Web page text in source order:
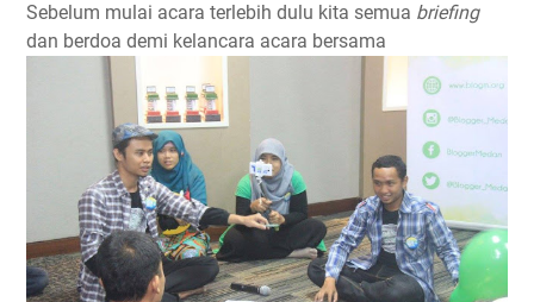
Sebelum mulai acara terlebih dulu kita semua briefing
dan berdoa demi kelancara acara bersama